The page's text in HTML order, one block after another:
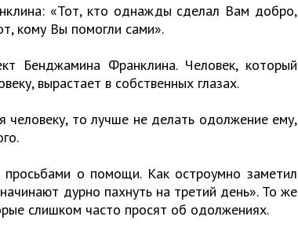
«Тот, кто однажды сделал Вам добро,
кому Вы помогли сами».
Бенджамина Франклина. Человек, который
вырастает в собственных глазах.
человеку, то лучше не делать одолжение ему,
просьбами о помощи. Как остроумно заметил
дурно пахнуть на третий день». То же
слишком часто просят об одолжениях.